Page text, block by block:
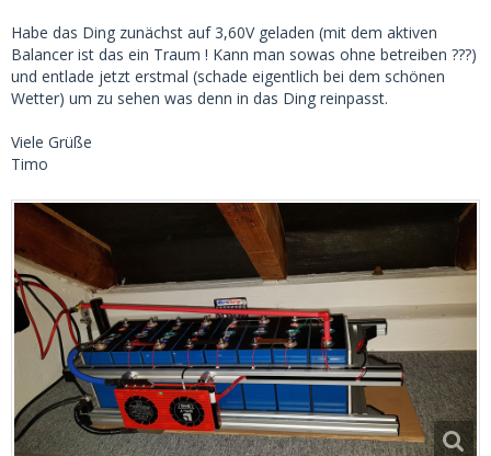
Habe das Ding zunächst auf 3,60V geladen (mit dem aktiven
Balancer ist das ein Traum ! Kann man sowas ohne betreiben ???)
und entlade jetzt erstmal (schade eigentlich bei dem schönen
Wetter) um zu sehen was denn in das Ding reinpasst.
Viele Grüße
Timo